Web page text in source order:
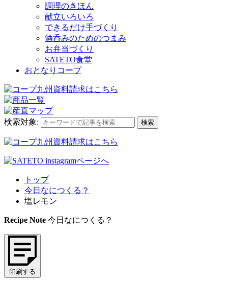
調理のきほん
献立いろいろ
できるだけ手づくり
酒呑みのためのつまみ
お弁当づくり
SATETO食堂
おとなりコープ
検索対象: 検索
トップ
今日なにつくる？
塩レモン
Recipe Note 今日なにつくる？
印刷する